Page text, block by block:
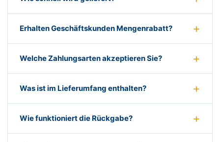
Erhalten Geschäftskunden Mengenrabatt?
Welche Zahlungsarten akzeptieren Sie?
Was ist im Lieferumfang enthalten?
Wie funktioniert die Rückgabe?